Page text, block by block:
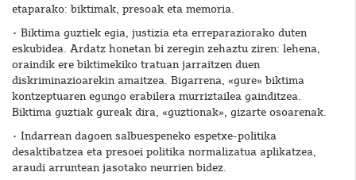
etaparako: biktimak, presoak eta memoria.
• Biktima guztiek egia, justizia eta erreparaziorako duten
eskubidea. Ardatz honetan bi zeregin zehaztu ziren: lehena,
oraindik ere biktimekiko tratuan jarraitzen duen
diskriminazioarekin amaitzea. Bigarrena, «gure» biktima
kontzeptuaren egungo erabilera murriztailea gainditzea.
Biktima guztiak gureak dira, «guztionak», gizarte osoarenak.
• Indarrean dagoen salbuespeneko espetxe-politika
desaktibatzea eta presoei politika normalizatua aplikatzea,
araudi arruntean jasotako neurrien bidez.